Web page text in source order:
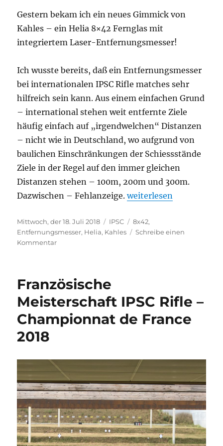
Gestern bekam ich ein neues Gimmick von
Kahles – ein Helia 8×42 Fernglas mit
integriertem Laser-Entfernungsmesser!
Ich wusste bereits, daß ein Entfernungsmesser
bei internationalen IPSC Rifle matches sehr
hilfreich sein kann. Aus einem einfachen Grund
– international stehen weit entfernte Ziele
häufig einfach auf „irgendwelchen“ Distanzen
– nicht wie in Deutschland, wo aufgrund von
baulichen Einschränkungen der Schiessstände
Ziele in der Regel auf den immer gleichen
Distanzen stehen – 100m, 200m und 300m.
Dazwischen – Fehlanzeige.„Kahles Helia 8×42 RF“
weiterlesen
Veröffentlicht
am
Mittwoch, der 18. Juli 2018 Kategorien
IPSC Schlagwörter
8x42,
Entfernungsmesser, Helia, Kahles
Schreibe einen
Kommentarzu
RF
Französische
Meisterschaft IPSC Rifle –
Championnat de France
2018